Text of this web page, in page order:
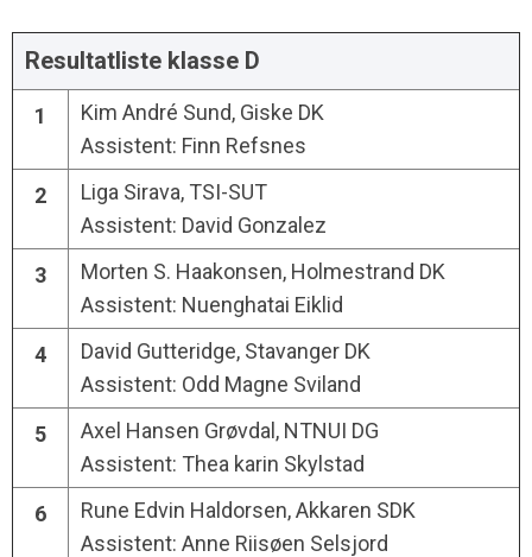
Resultatliste klasse D
1
Kim André Sund, Giske DK
Assistent: Finn Refsnes
2
Liga Sirava, TSI-SUT
Assistent: David Gonzalez
3
Morten S. Haakonsen, Holmestrand DK
Assistent: Nuenghatai Eiklid
4
David Gutteridge, Stavanger DK
Assistent: Odd Magne Sviland
5
Axel Hansen Grøvdal, NTNUI DG
Assistent: Thea karin Skylstad
6
Rune Edvin Haldorsen, Akkaren SDK
Assistent: Anne Riisøen Selsjord